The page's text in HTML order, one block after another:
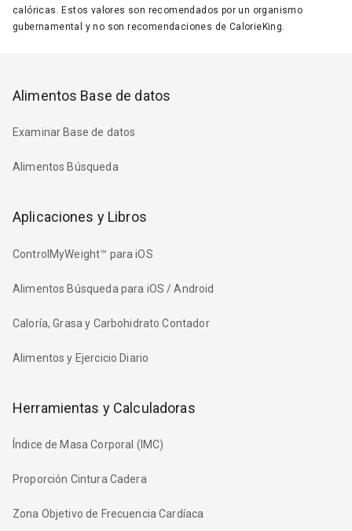
calóricas. Estos valores son recomendados por un organismo
gubernamental y no son recomendaciones de CalorieKing.
Alimentos Base de datos
Examinar Base de datos
Alimentos Búsqueda
Aplicaciones y Libros
ControlMyWeight™ para iOS
Alimentos Búsqueda para iOS / Android
Caloría, Grasa y Carbohidrato Contador
Alimentos y Ejercicio Diario
Herramientas y Calculadoras
Índice de Masa Corporal (IMC)
Proporción Cintura Cadera
Zona Objetivo de Frecuencia Cardíaca